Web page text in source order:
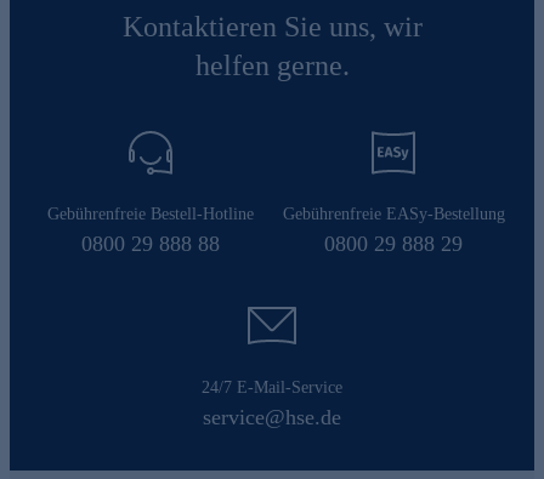
Kontaktieren Sie uns, wir
helfen gerne.
Gebührenfreie Bestell-Hotline
0800 29 888 88
Gebührenfreie EASy-Bestellung
0800 29 888 29
24/7 E-Mail-Service
service@hse.de